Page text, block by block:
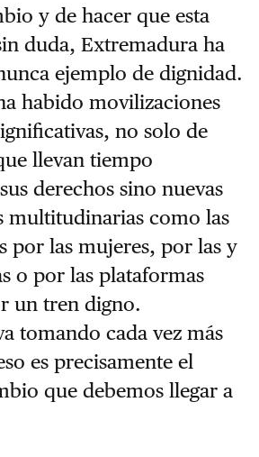
y de hacer que esta
duda, Extremadura ha
ejemplo de dignidad.
habido movilizaciones
no solo de
llevan tiempo
derechos sino nuevas
multitudinarias como las
por las mujeres, por las y
o por las plataformas
un tren digno.
tomando cada vez más
es precisamente el
que debemos llegar a